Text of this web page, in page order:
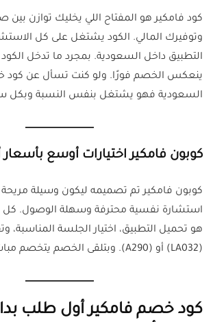
كود فامكير هو المفتاح اللي يخليك توازن
وتوفيرك المالي. الكود يشتغل على كل
التطبيق داخل السعودية. بمجرد ما تدخل الكود
ينعكس الخصم فورًا. ولو كنت تسأل عن كود
السعودية فهو يشتغل بنفس النسبة وبكل
كوبون فامكير اختيارات أوسع
كوبون فامكير تم تصميمه ليكون وسيلة
استشارة نفسية محترفة وسهلة الوصول. كل
هو تحميل التطبيق، اختيار الجلسة المناسبة،
(LA032) أو (A290). وبتلقى الخصم يتخصم مباشرة بنسبة 20%.
كود خصم فامكير أول طلب